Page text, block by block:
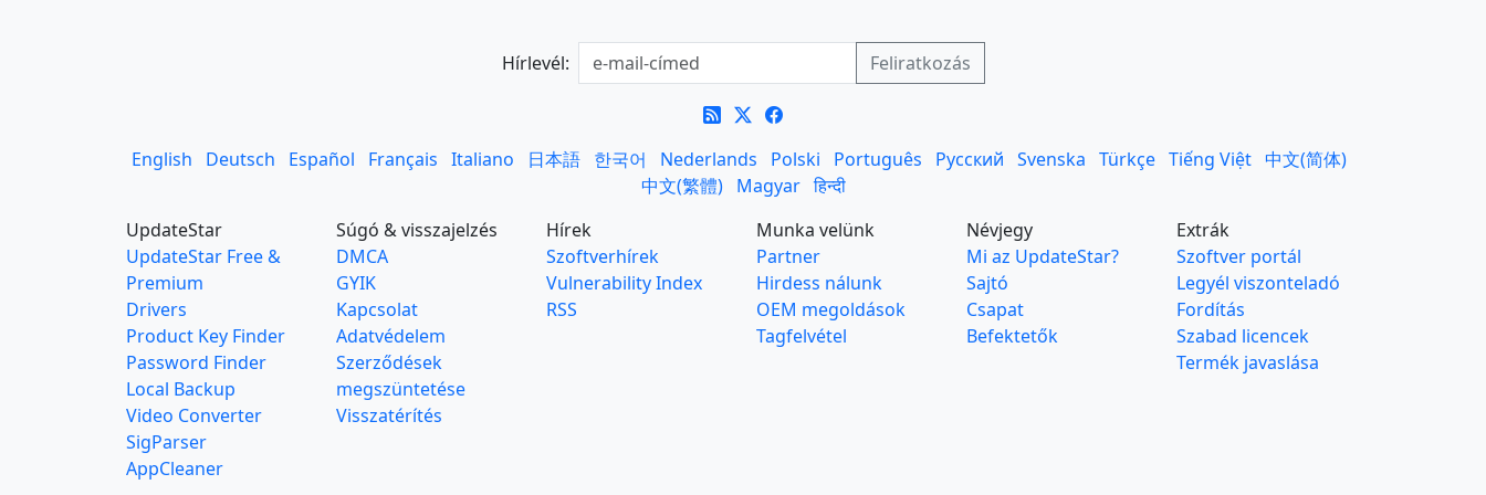
Hírlevél:
English Deutsch Español Français Italiano 日本語 한국어 Nederlands Polski Português Русский Svenska Türkçe Tiếng Việt 中文(简体)
中文(繁體)
Magyar हिन्दी
UpdateStar
UpdateStar Free &
Premium
Drivers
Product Key Finder
Password Finder
Local Backup
Video Converter
SigParser
AppCleaner
Súgó & visszajelzés
DMCA
GYIK
Kapcsolat
Adatvédelem
Szerződések
megszüntetése
Visszatérítés
Hírek
Szoftverhírek
Vulnerability Index
RSS
Munka velünk
Partner
Hirdess nálunk
OEM megoldások
Tagfelvétel
Névjegy
Mi az UpdateStar?
Sajtó
Csapat
Befektetők
Extrák
Szoftver portál
Legyél viszonteladó
Fordítás
Szabad licencek
Termék javaslása